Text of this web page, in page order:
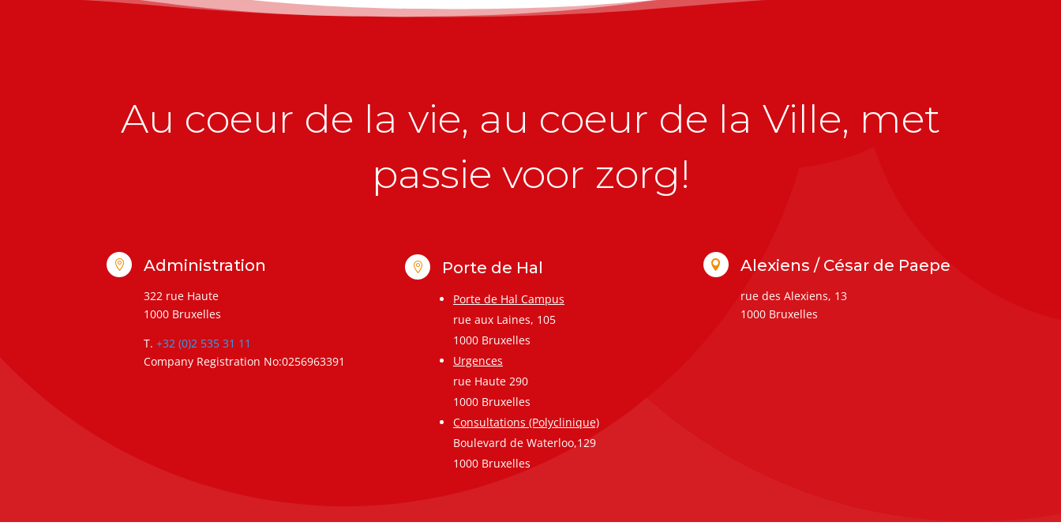
Au coeur de la vie, au coeur de la Ville, met
passie voor zorg!
 Administration
322 rue Haute
1000 Bruxelles
T. +32 (0)2 535 31 11
Company Registration No:0256963391
 Porte de Hal
Porte de Hal Campus
rue aux Laines, 105
1000 Bruxelles
Urgences
rue Haute 290
1000 Bruxelles
Consultations (Polyclinique)
Boulevard de Waterloo,129
1000 Bruxelles
 Alexiens / César de Paepe
rue des Alexiens, 13
1000 Bruxelles